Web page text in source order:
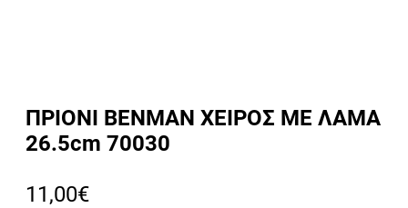
ΠΡΙΟΝΙ BENMAN ΧΕΙΡΟΣ ΜΕ ΛΑΜΑ
26.5cm 70030
11,00€